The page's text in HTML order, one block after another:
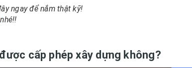
ngay để nắm thật kỹ!
nhé!!
cấp phép xây dựng không?